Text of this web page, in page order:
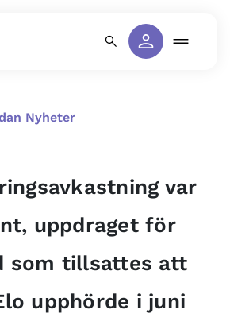
Nyheter
var
uppdraget för
som tillsattes att
upphörde i juni